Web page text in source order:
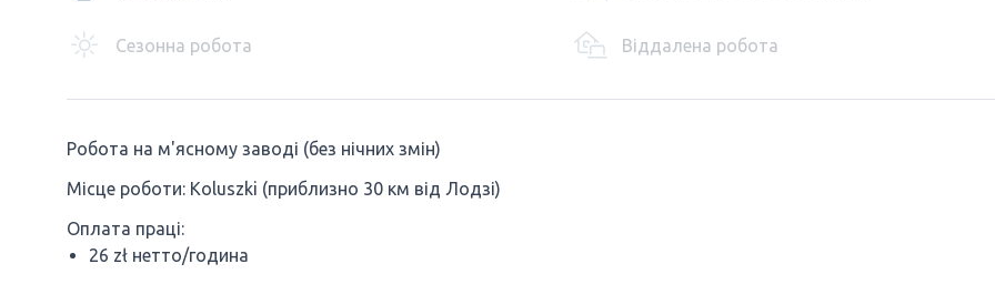
Сезонна робота Віддалена робота
Робота на м'ясному заводі (без нічних змін)
Місце роботи: Koluszki (приблизно 30 км від Лодзі)
Оплата праці:
26 zł нетто/година